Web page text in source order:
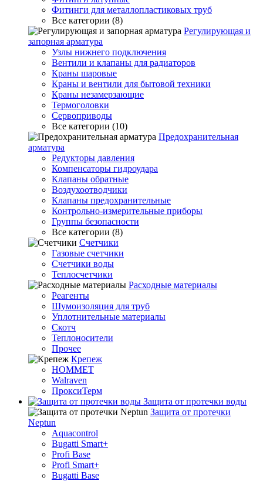
Фитинги для металлопластиковых труб
Все категории (8)
Регулирующая и
запорная арматура
Узлы нижнего подключения
Вентили и клапаны для радиаторов
Краны шаровые
Краны и вентили для бытовой техники
Краны незамерзающие
Термоголовки
Сервоприводы
Все категории (10)
Предохранительная
арматура
Редукторы давления
Компенсаторы гидроудара
Клапаны обратные
Воздухоотводчики
Клапаны предохранительные
Контрольно-измерительные приборы
Группы безопасности
Все категории (8)
Счетчики
Газовые счетчики
Счетчики воды
Теплосчетчики
Расходные материалы
Реагенты
Шумоизоляция для труб
Уплотнительные материалы
Скотч
Теплоносители
Прочее
Крепеж
HOMMET
Walraven
ПроксиТерм
Защита от протечки воды
Защита от протечки
Neptun
Aquacontrol
Bugatti Smart+
Profi Base
Profi Smart+
Bugatti Base